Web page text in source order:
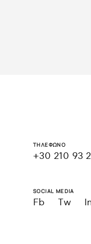
ΤΗΛΕΦΩΝΟ
+30 210 93
SOCIAL MEDIA
Fb Tw